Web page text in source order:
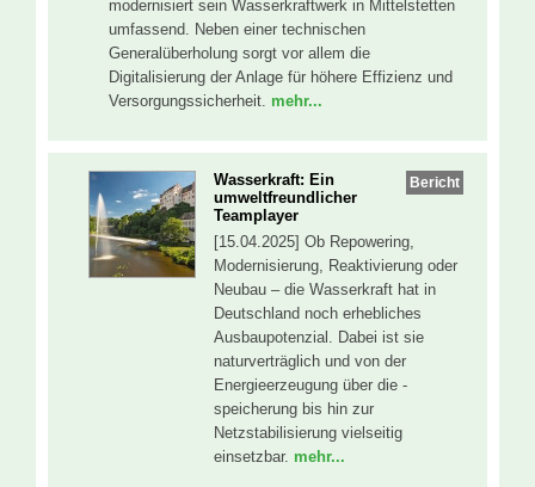
modernisiert sein Wasserkraftwerk in Mittelstetten
umfassend. Neben einer technischen
Generalüberholung sorgt vor allem die
Digitalisierung der Anlage für höhere Effizienz und
Versorgungssicherheit. mehr...
Bericht
Wasserkraft: Ein
umweltfreundlicher
Teamplayer
[15.04.2025] Ob Repowering,
Modernisierung, Reaktivierung oder
Neubau – die Wasserkraft hat in
Deutschland noch erhebliches
Ausbaupotenzial. Dabei ist sie
naturverträglich und von der
Energieerzeugung über die -
speicherung bis hin zur
Netzstabilisierung vielseitig
einsetzbar. mehr...